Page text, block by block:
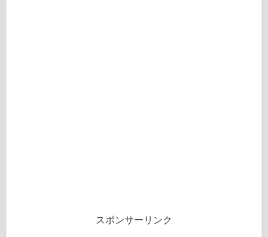
スポンサーリンク